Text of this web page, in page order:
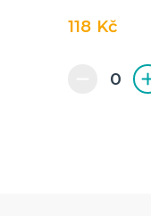
118 Kč